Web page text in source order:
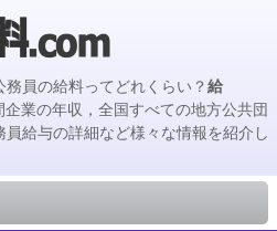
員の給料ってどれくらい？給
業の年収，全国すべての地方公共団
給与の詳細など様々な情報を紹介し